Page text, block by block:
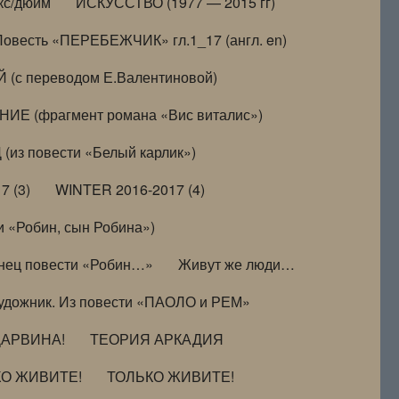
«ПЕРЕБЕЖЧИК» гл.1_17 (англ. en)
переводом Е.Валентиновой)
(фрагмент романа «Вис виталис»)
повести «Белый карлик»)
(3)
WINTER 2016-2017 (4)
сын Робина»)
повести «Робин…»
Живут же люди…
Из повести «ПАОЛО и РЕМ»
ТЕОРИЯ АРКАДИЯ
ЖИВИТЕ!
ТОЛЬКО ЖИВИТЕ!